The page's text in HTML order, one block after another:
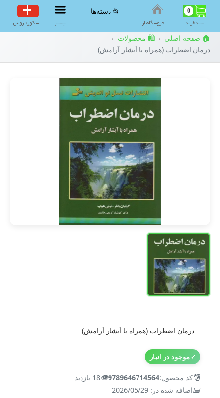
0
سبد‌خرید فروشگاه‌ناز
📂 دسته‌ها
بیشتر سکوی‌فروش
🏠 صفحه اصلی › 🛍️ محصولات ›
درمان اضطراب (همراه با آبشار آرامش)
درمان اضطراب (همراه با آبشار آرامش)
✓موجود در انبار
🔢کد محصول:9789646714564
👁️18 بازدید
📅اضافه شده در: 2026/05/29